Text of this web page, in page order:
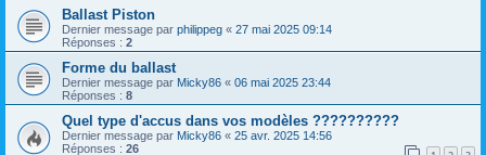
Ballast Piston
Dernier message par philippeg « 27 mai 2025 09:14
Réponses : 2
Forme du ballast
Dernier message par Micky86 « 06 mai 2025 23:44
Réponses : 8
Quel type d'accus dans vos modèles ??????????
Dernier message par Micky86 « 25 avr. 2025 14:56
Réponses : 26